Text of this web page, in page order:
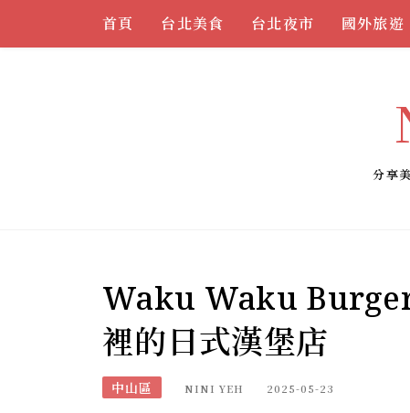
首頁 台北美食 台北夜市 國外旅遊
分享
Waku Waku
裡的日式漢堡店
中山區 NINI YEH 2025-05-23